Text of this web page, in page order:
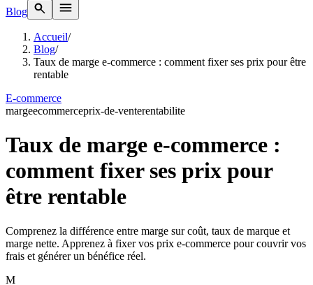
Blog
Accueil/
Blog/
Taux de marge e-commerce : comment fixer ses prix pour être
rentable
E-commerce
margeecommerceprix-de-venterentabilite
Taux de marge e-commerce :
comment fixer ses prix pour
être rentable
Comprenez la différence entre marge sur coût, taux de marque et
marge nette. Apprenez à fixer vos prix e-commerce pour couvrir vos
frais et générer un bénéfice réel.
M